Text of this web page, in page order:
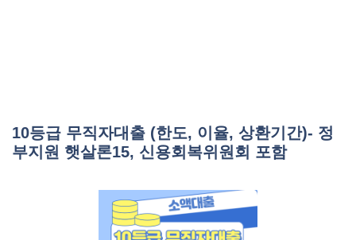
10등급 무직자대출 (한도, 이율, 상환기간)- 정
부지원 햇살론15, 신용회복위원회 포함